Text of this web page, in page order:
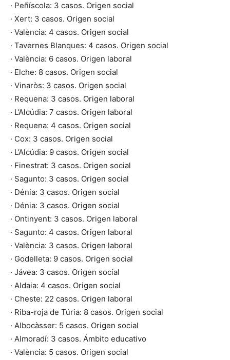
· Peñíscola: 3 casos. Origen social
· Xert: 3 casos. Origen social
· València: 4 casos. Origen social
· Tavernes Blanques: 4 casos. Origen social
· València: 6 casos. Origen laboral
· Elche: 8 casos. Origen social
· Vinaròs: 3 casos. Origen social
· Requena: 3 casos. Origen laboral
· L’Alcúdia: 7 casos. Origen laboral
· Requena: 4 casos. Origen social
· Cox: 3 casos. Origen social
· L’Alcúdia: 9 casos. Origen social
· Finestrat: 3 casos. Origen social
· Sagunto: 3 casos. Origen social
· Dénia: 3 casos. Origen social
· Dénia: 3 casos. Origen social
· Ontinyent: 3 casos. Origen laboral
· Sagunto: 4 casos. Origen laboral
· València: 3 casos. Origen laboral
· Godelleta: 9 casos. Origen social
· Jávea: 3 casos. Origen social
· Aldaia: 4 casos. Origen social
· Cheste: 22 casos. Origen laboral
· Riba-roja de Túria: 8 casos. Origen social
· Albocàsser: 5 casos. Origen social
· Almoradí: 3 casos. Ámbito educativo
· València: 5 casos. Origen social